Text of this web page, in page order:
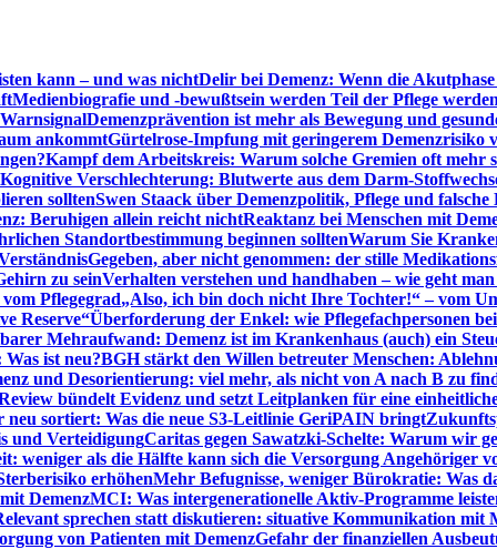
kann – und was nichtDelir bei Demenz: Wenn die
Medienbiografie und -bewußtsein werden Teil der Pflege werden
Demenzprävention ist mehr als Bewegung und
ankommtGürtelrose-Impfung mit geringerem Demenzrisiko
Kampf dem Arbeitskreis: Warum solche Gremien oft mehr
Kognitive Verschlechterung: Blutwerte aus dem Darm-
solltenSwen Staack über Demenzpolitik, Pflege und falsche
Beruhigen allein reicht nichtReaktanz bei Menschen mit
Standortbestimmung beginnen solltenWarum Sie
Gegeben, aber nicht genommen: der stille
zu seinVerhalten verstehen und handhaben – wie geht
Pflegegrad„Also, ich bin doch nicht Ihre Tochter!“ – vom
Reserve“Überforderung der Enkel: wie Pflegefachpersonen
Mehraufwand: Demenz ist im Krankenhaus (auch) ein
ist neu?BGH stärkt den Willen betreuter Menschen:
und Desorientierung: viel mehr, als nicht von A nach B zu
bündelt Evidenz und setzt Leitplanken für eine
neu sortiert: Was die neue S3-Leitlinie GeriPAIN bringt
und VerteidigungCaritas gegen Sawatzki-Schelte: Warum wir
weniger als die Hälfte kann sich die Versorgung Angehöriger
erhöhenMehr Befugnisse, weniger Bürokratie: Was
DemenzMCI: Was intergenerationelle Aktiv-Programme
sprechen statt diskutieren: situative Kommunikation mit
von Patienten mit DemenzGefahr der finanziellen